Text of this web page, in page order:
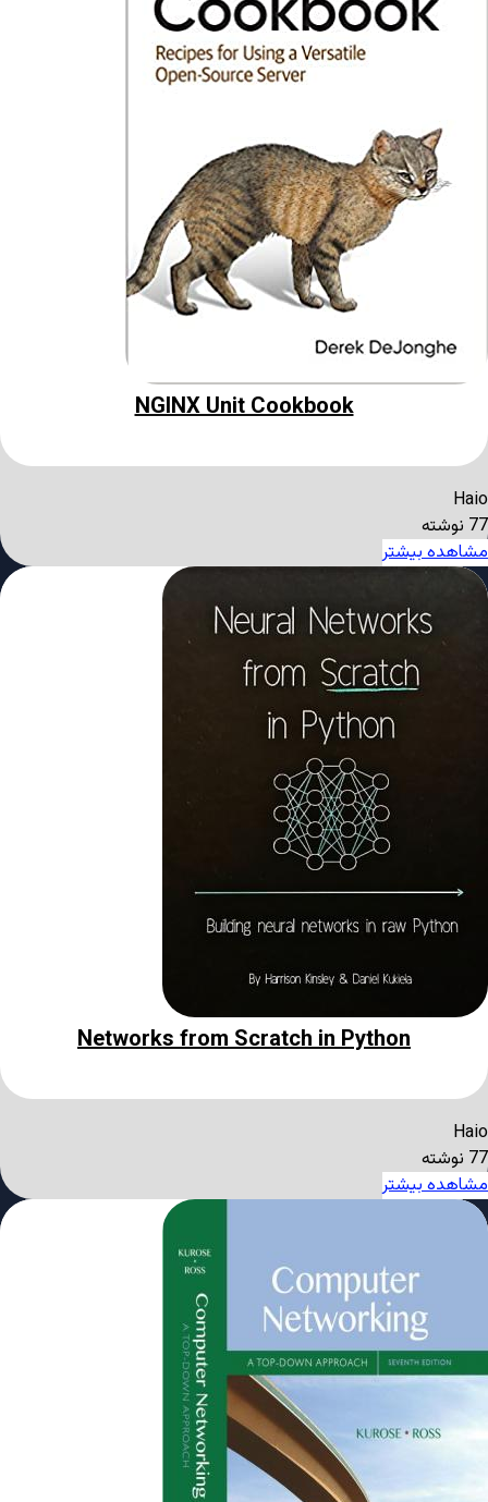
NGINX Unit Cookbook
Haio
77 نوشته
مشاهده بیشتر
Networks from Scratch in Python
Haio
77 نوشته
مشاهده بیشتر